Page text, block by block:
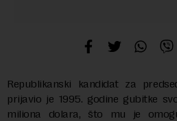
Republikanski kandidat za
prijavio je 1995. godine gubitke
miliona dolara, što mu je